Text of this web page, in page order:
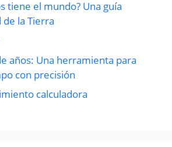
tiene el mundo? Una guía
de la Tierra
años: Una herramienta para
con precisión
calculadora